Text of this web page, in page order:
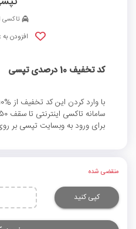
تاکسی
افزودن
کد تخفیف 10 درصدی تپسی
برای ورود به وبسایت تپسی بر
منقضی شده
کپی کنید